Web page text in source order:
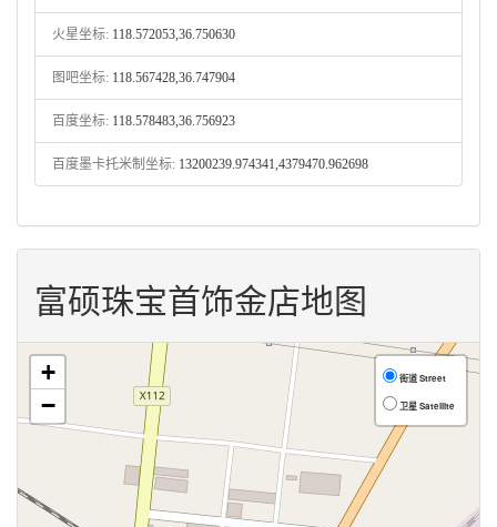
火星坐标: 118.572053,36.750630
图吧坐标: 118.567428,36.747904
百度坐标: 118.578483,36.756923
百度墨卡托米制坐标: 13200239.974341,4379470.962698
富硕珠宝首饰金店地图
+
−
街道 Street
卫星 Satellite